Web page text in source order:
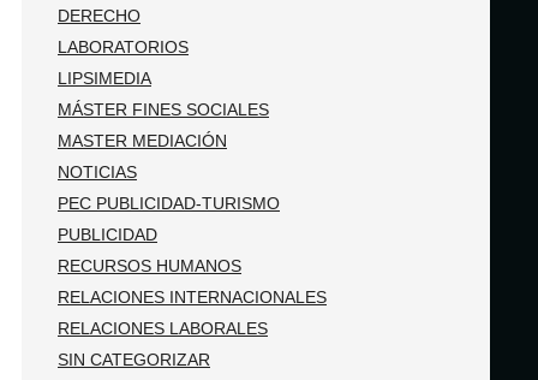
DERECHO
LABORATORIOS
LIPSIMEDIA
MÁSTER FINES SOCIALES
MASTER MEDIACIÓN
NOTICIAS
PEC PUBLICIDAD-TURISMO
PUBLICIDAD
RECURSOS HUMANOS
RELACIONES INTERNACIONALES
RELACIONES LABORALES
SIN CATEGORIZAR